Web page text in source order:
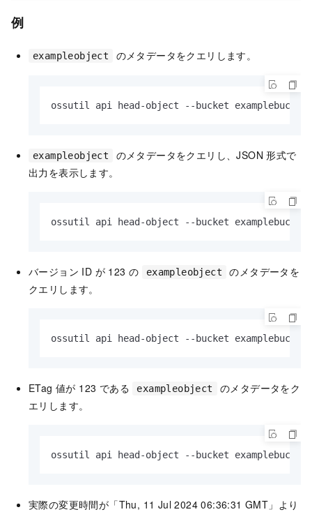
例
exampleobject のメタデータをクエリします。
ossutil api head-object --bucket examplebucket
exampleobject
のメタデータをクエリし、JSON 形式で
出力を表示します。
ossutil api head-object --bucket
バージョン ID が 123 の exampleobject
のメタデータを
クエリします。
ossutil api head-object --bucket
ETag 値が 123 である exampleobject
のメタデータをク
エリします。
ossutil api head-object --bucket
実際の変更時間が「Thu, 11 Jul 2024 06:36:31 GMT」より